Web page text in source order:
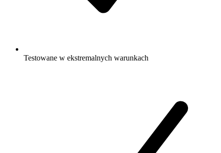
Testowane w ekstremalnych warunkach